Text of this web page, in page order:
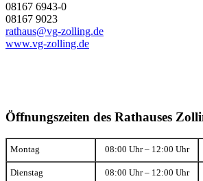
08167 6943-0
08167 9023
rathaus@vg-zolling.de
www.vg-zolling.de
Öffnungszeiten des Rathauses
Montag 08:00 Uhr – 12:00 Uhr
Dienstag 08:00 Uhr – 12:00 Uhr